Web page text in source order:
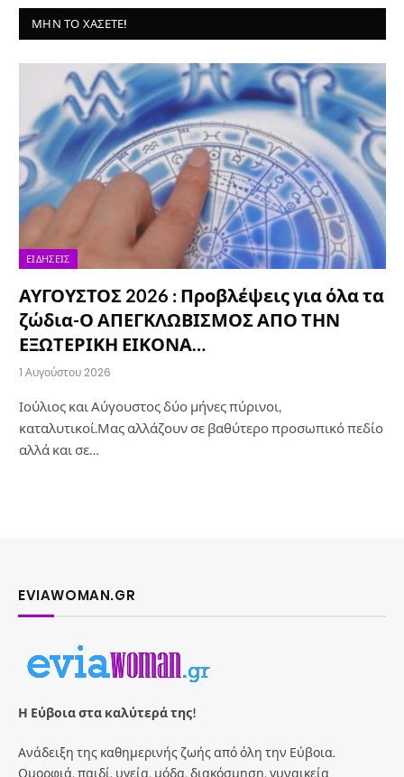
ΜΗΝ ΤΟ ΧΆΣΕΤΕ!
ΕΙΔΉΣΕΙΣ
ΑΥΓΟΥΣΤΟΣ 2026 : Προβλέψεις για όλα τα
ζώδια-Ο ΑΠΕΓΚΛΩΒΙΣΜΟΣ ΑΠΟ ΤΗΝ
ΕΞΩΤΕΡΙΚΗ ΕΙΚΟΝΑ…
1 Αυγούστου 2026
Ιούλιος και Αύγουστος δύο μήνες πύρινοι,
καταλυτικοί.Μας αλλάζουν σε βαθύτερο προσωπικό πεδίο
αλλά και σε…
EVIAWOMAN.GR
Η Εύβοια στα καλύτερά της!
Ανάδειξη της καθημερινής ζωής από όλη την Εύβοια.
Ομορφιά, παιδί, υγεία, μόδα, διακόσμηση, γυναικεία